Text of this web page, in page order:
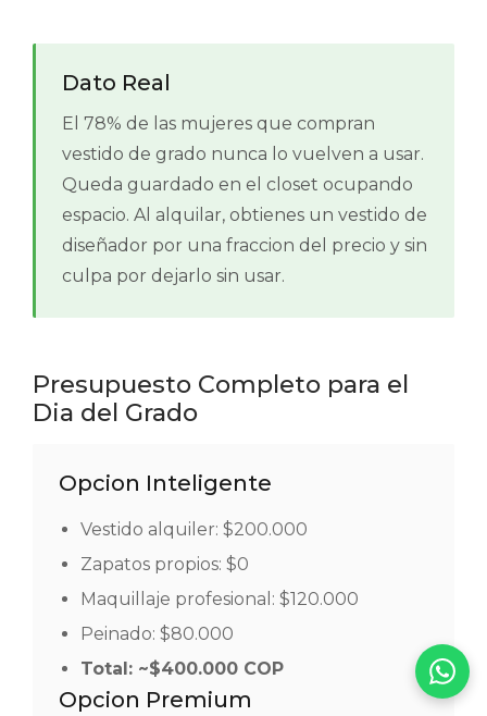
Dato Real
El 78% de las mujeres que compran
vestido de grado nunca lo vuelven a usar.
Queda guardado en el closet ocupando
espacio. Al alquilar, obtienes un vestido de
diseñador por una fraccion del precio y sin
culpa por dejarlo sin usar.
Presupuesto Completo para el
Dia del Grado
Opcion Inteligente
Vestido alquiler: $200.000
Zapatos propios: $0
Maquillaje profesional: $120.000
Peinado: $80.000
Total: ~$400.000 COP
Opcion Premium